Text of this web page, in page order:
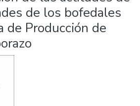
de los bofedales
de Producción de